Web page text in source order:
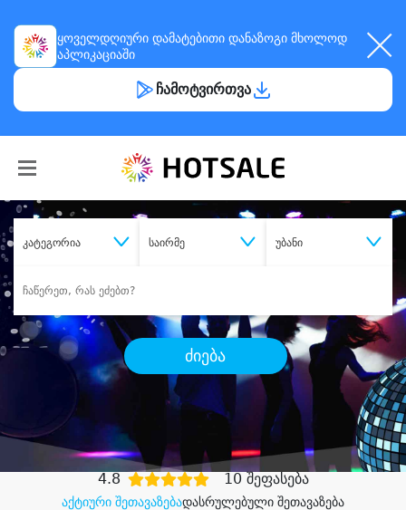
ყოველდღიური დამატებითი დანაზოგი მხოლოდ
აპლიკაციაში
ჩამოტვირთვა
კატეგორია საირმე უბანი
ძიება
შეიძინე
სასურველი მომსახურება
დიდი დანაზოგით
აქტიური შეთავაზებადასრულებული შეთავაზება
4.8 10 შეფასება